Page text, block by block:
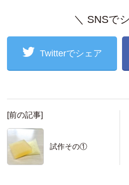
＼ SNSで
Twitterでシェア
[前の記事]
試作その①